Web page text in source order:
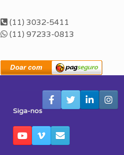
(11) 3032-5411
(11) 97233-0813
Siga-nos